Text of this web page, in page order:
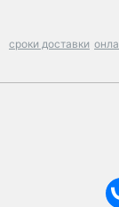
сроки доставки